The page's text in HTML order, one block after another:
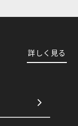
詳しく見る